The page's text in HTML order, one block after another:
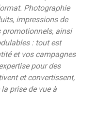
Photographie
impressions de
promotionnels, ainsi
: tout est
et vos campagnes
pour des
et convertissent,
prise de vue à